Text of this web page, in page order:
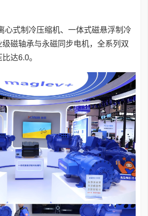
心式制冷压缩机、一体式磁悬浮制冷
磁轴承与永磁同步电机，全系列双
达6.0。